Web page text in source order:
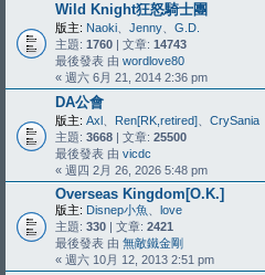
Wild Knight狂怒騎士團
版主: Naoki Jenny
G.D.
主題: 1760 | 文章: 14743
最後發表 由 wordlove80
« 週六 6月 21, 2014 2:36 pm
DA公會
版主: Axl Ren[RK,retired]
CrySania
主題: 3668 | 文章: 25500
最後發表 由 vicdc
« 週四 2月 26, 2026 5:48 pm
Overseas Kingdom[O.K.]
版主: Disnep小魚
love
主題: 330 | 文章: 2421
最後發表 由 無敵鐵金剛
« 週六 10月 12, 2013 2:51 pm